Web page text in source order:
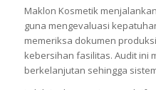
Maklon Kosmetik
guna mengevaluasi
memeriksa dokumen
kebersihan fasilitas. Audit ini
berkelanjutan sehingga